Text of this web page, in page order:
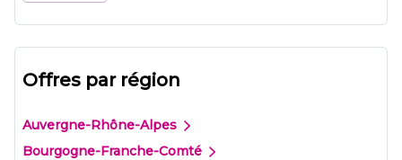
Offres par région
Auvergne-Rhône-Alpes
Bourgogne-Franche-Comté